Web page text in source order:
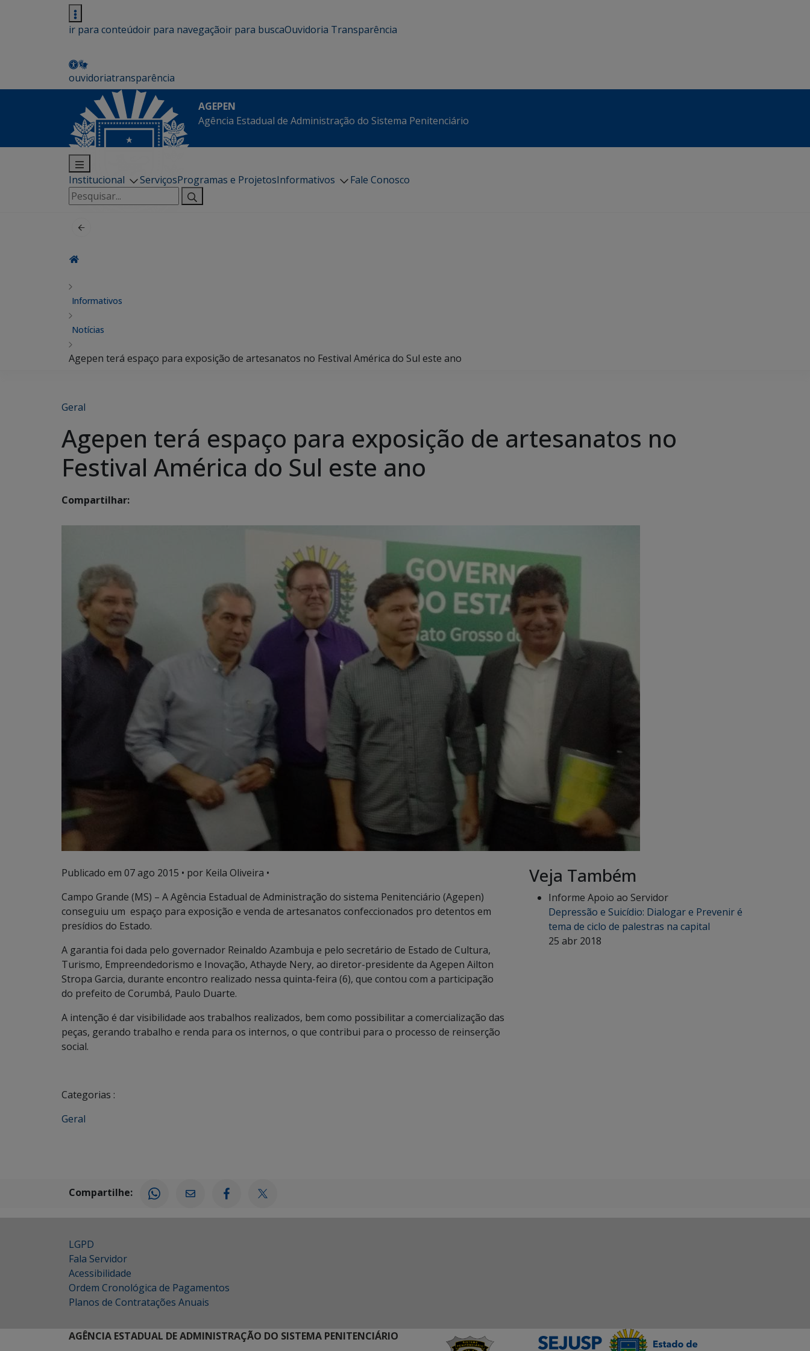
ir para conteúdoir para navegaçãoir para buscaOuvidoria Transparência
ouvidoriatransparência
AGEPEN
Agência Estadual de Administração do Sistema Penitenciário
Institucional ServiçosProgramas e ProjetosInformativos
Fale Conosco
Pesquisar
por:
Informativos
Notícias
Agepen terá espaço para exposição de artesanatos no Festival América do Sul este ano
Geral
Agepen terá espaço para exposição de artesanatos no
Festival América do Sul este ano
Compartilhar:
Publicado em 07 ago 2015 • por Keila Oliveira •
Campo Grande (MS) – A Agência Estadual de Administração do sistema Penitenciário (Agepen)
conseguiu um espaço para exposição e venda de artesanatos confeccionados pro detentos em
presídios do Estado.
A garantia foi dada pelo governador Reinaldo Azambuja e pelo secretário de Estado de Cultura,
Turismo, Empreendedorismo e Inovação, Athayde Nery, ao diretor-presidente da Agepen Ailton
Stropa Garcia, durante encontro realizado nessa quinta-feira (6), que contou com a participação
do prefeito de Corumbá, Paulo Duarte.
A intenção é dar visibilidade aos trabalhos realizados, bem como possibilitar a comercialização das
peças, gerando trabalho e renda para os internos, o que contribui para o processo de reinserção
social.
Categorias :
Geral
Veja Também
Informe Apoio ao Servidor
Depressão e Suicídio: Dialogar e Prevenir é
tema de ciclo de palestras na capital
25 abr 2018
Compartilhe:
LGPD
Fala Servidor
Acessibilidade
Ordem Cronológica de Pagamentos
Planos de Contratações Anuais
AGÊNCIA ESTADUAL DE ADMINISTRAÇÃO DO SISTEMA PENITENCIÁRIO